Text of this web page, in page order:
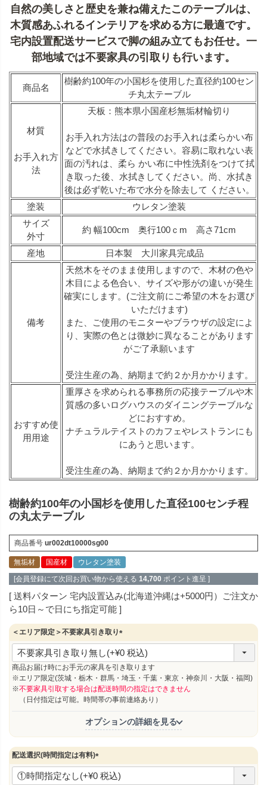
自然の美しさと歴史を兼ね備えたこのテーブルは、
木質感あふれるインテリアを求める方に最適です。
宅内設置配送サービスで脚の組み立てもお任せ。一
部地域では不要家具の引取りも行います。
商品名
樹齢約100年の小国杉を使用した直径約100セン
チ丸太テーブル
材質
お手入れ方
法
天板：熊本県小国産杉無垢材輪切り
お手入れ方法はの普段のお手入れは柔らかい布
などで水拭きしてください。容易に取れない表
面の汚れは、柔ら かい布に中性洗剤をつけて拭
き取った後、水拭きしてください。尚、水拭き
後は必ず乾いた布で水分を除去して ください。
塗装
ウレタン塗装
サイズ
外寸
約 幅100cm 奥行100ｃm 高さ71cm
産地 日本製 大川家具完成品
備考
天然木をそのまま使用しますので、木材の色や
木目による色合い、サイズや形がの違いが発生
確実にします。(ご注文前にご希望の木をお選び
いただけます)
また、ご使用のモニターやブラウザの設定によ
り、実際の色とは微妙に異なることがあります
がご了承願います
受注生産の為、納期まで約２か月かかります。
おすすめ使
用用途
重厚さを求められる事務所の応接テーブルや木
質感の多いログハウスのダイニングテーブルな
どにおすすめ。
ナチュラルテイストのカフェやレストランにも
にあうと思います。
受注生産の為、納期まで約２か月かかります。
樹齢約100年の小国杉を使用した直径100センチ程
の丸太テーブル
商品番号 ur002dt10000sg00
無垢材 国産材
ウレタン塗装
[会員登録にて次回お買い物から使える 14,700 ポイント進呈 ]
送料パターン 宅内設置込み(北海道沖縄は+5000円）ご注文か
ら10日～で日にち指定可能
＜エリア限定＞不要家具引き取り
(
必
須
商品お届け時にお手元の家具を引き取ります
※エリア限定(茨城・栃木・群馬・埼玉・千葉・東京・神奈川・大阪・福岡)
※不要家具引取する場合は配送時間の指定はできません
（日付指定は可能。時間帯の事前連絡あり）
オプションの詳細を見る
配送選択(時間指定は有料)
(
必